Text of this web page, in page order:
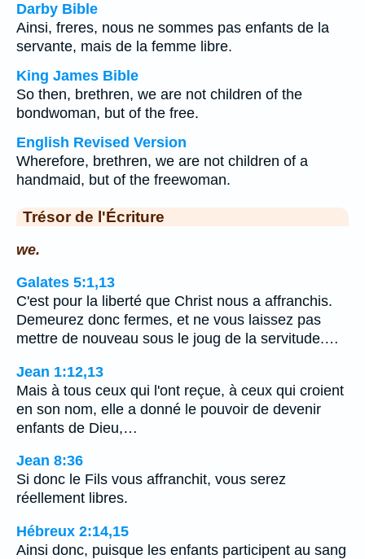
Darby Bible
Ainsi, freres, nous ne sommes pas enfants de la
servante, mais de la femme libre.
King James Bible
So then, brethren, we are not children of the
bondwoman, but of the free.
English Revised Version
Wherefore, brethren, we are not children of a
handmaid, but of the freewoman.
Trésor de l'Écriture
we.
Galates 5:1,13
C'est pour la liberté que Christ nous a affranchis.
Demeurez donc fermes, et ne vous laissez pas
mettre de nouveau sous le joug de la servitude.…
Jean 1:12,13
Mais à tous ceux qui l'ont reçue, à ceux qui croient
en son nom, elle a donné le pouvoir de devenir
enfants de Dieu,…
Jean 8:36
Si donc le Fils vous affranchit, vous serez
réellement libres.
Hébreux 2:14,15
Ainsi donc, puisque les enfants participent au sang